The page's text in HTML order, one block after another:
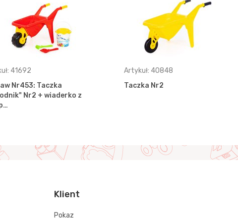
41692
Nr453: Taczka
Nr2 + wiaderko z
Artykuł: 40848
Taczka Nr2
Klient
Pokaz